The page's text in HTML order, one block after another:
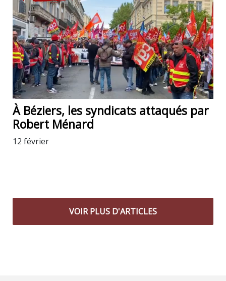
À Béziers, les syndicats attaqués par
Robert Ménard
12 février
VOIR PLUS D'ARTICLES